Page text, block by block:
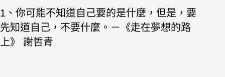
1、你可能不知道自己要的是什麼，但是，要
先知道自己，不要什麼。－《走在夢想的路
上》 謝哲青